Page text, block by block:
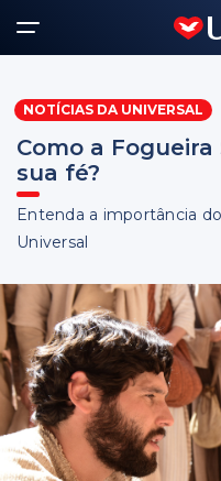
NOTÍCIAS DA UNIVERSAL
Como a
sua fé?
Entenda a importância
Universal